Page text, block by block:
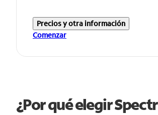
Precios y otra información
Comenzar
¿Por qué elegir